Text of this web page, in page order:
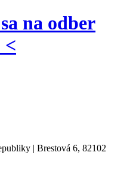
na odber
<
| Brestová 6, 82102